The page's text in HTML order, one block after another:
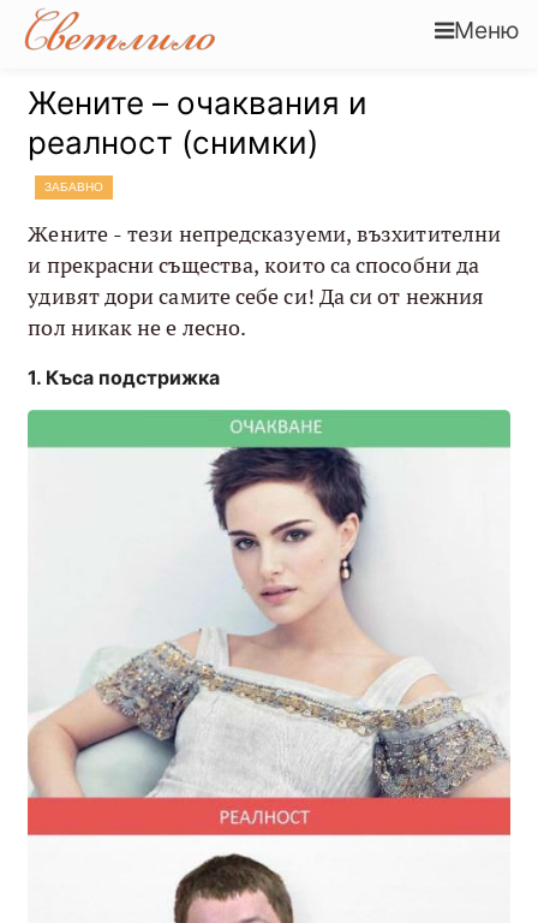
Меню
Жените – очаквания и
реалност (снимки)
ЗАБАВНО
Жените - тези непредсказуеми, възхитителни
и прекрасни същества, които са способни да
удивят дори самите себе си! Да си от нежния
пол никак не е лесно.
Къса подстрижка